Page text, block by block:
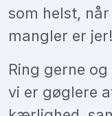
som helst,
mangler er jer!
Ring gerne
vi er gøglere